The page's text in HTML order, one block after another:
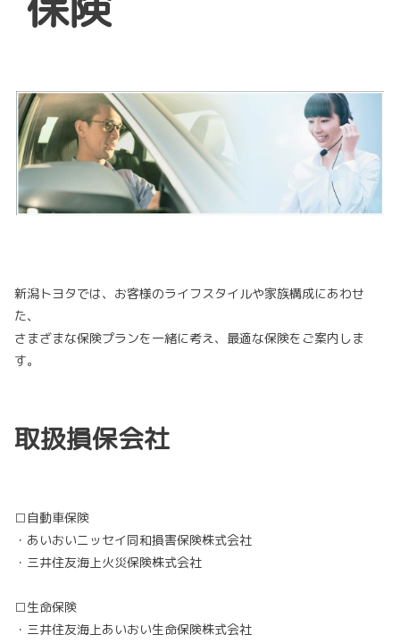
新潟トヨタでは、お客様のライフスタイルや家族構成にあわせ
た、
さまざまな保険プランを一緒に考え、最適な保険をご案内しま
す。
取扱損保会社
□自動車保険
・あいおいニッセイ同和損害保険株式会社
・三井住友海上火災保険株式会社
□生命保険
・三井住友海上あいおい生命保険株式会社